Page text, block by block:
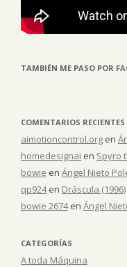
TAMBIÉN ME PASO POR
COMENTARIOS RECIENTES
aimotioncontrol.org en
homedesignai en Spyro
bowie en Ángel Nieto
qp924en Dráscula (1996)
bowie 2674en Ángel
CATEGORÍAS
A toda Máquina